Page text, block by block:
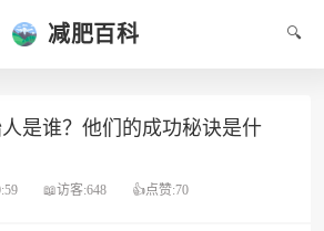
减肥百科 🔍
是谁？他们的成功秘诀是什
📖访客:648 👍点赞:70